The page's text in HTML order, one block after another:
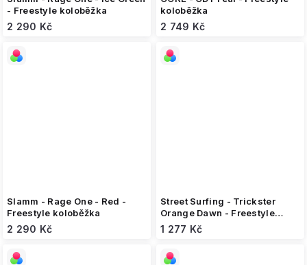
- Freestyle koloběžka
2 290 Kč
koloběžka
2 749 Kč
Slamm - Rage One - Red -
Freestyle koloběžka
2 290 Kč
Street Surfing - Trickster
Orange Dawn - Freestyle
koloběžka
1 277 Kč